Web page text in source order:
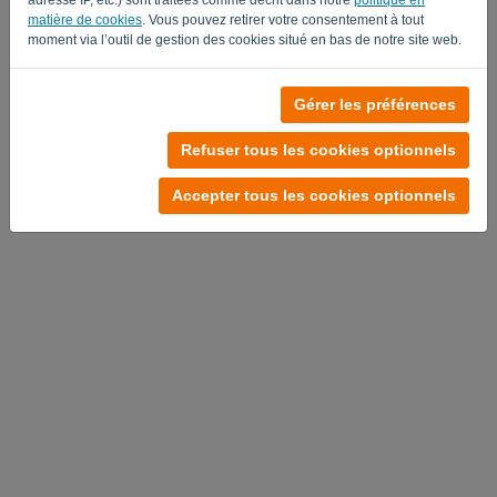
matière de cookies . Vous pouvez retirer votre consentement à tout
moment via l’outil de gestion des cookies situé en bas de notre site web.
Gérer les préférences
Refuser tous les cookies optionnels
Accepter tous les cookies optionnels
Faites un essai gratuit dès maintenant.
Politique de confidentialité-Conditions générales